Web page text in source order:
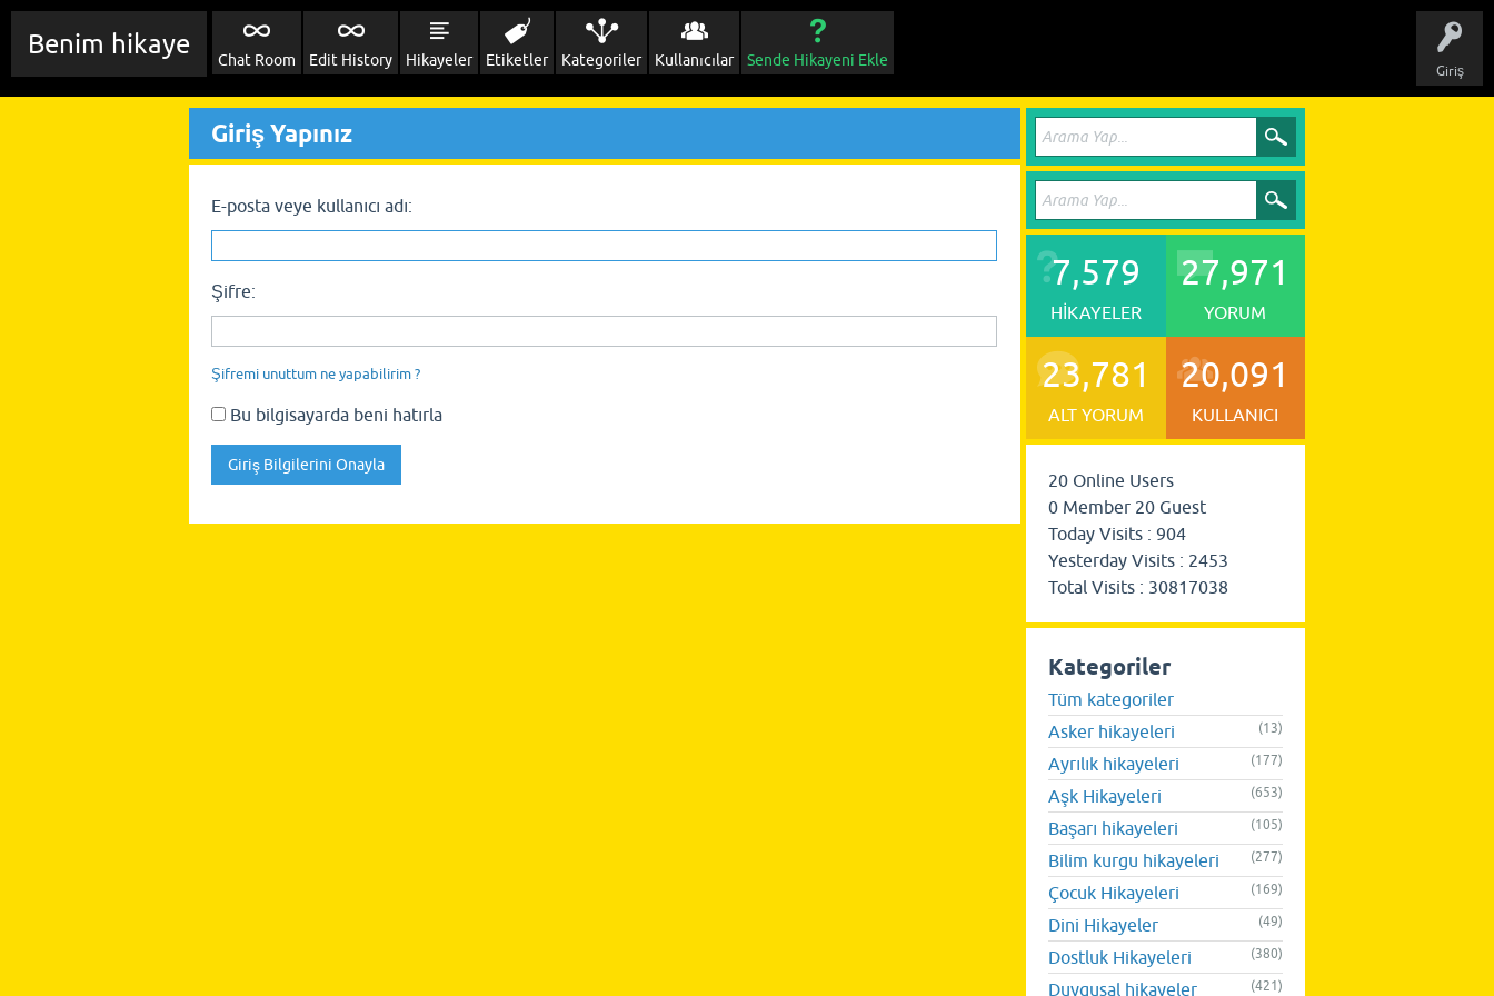
Giriş
Benim hikaye
Chat Room Edit History Hikayeler Etiketler Kategoriler Kullanıcılar Sende Hikayeni Ekle
Giriş Yapınız
E-posta veye kullanıcı adı:
Şifre:
Şifremi unuttum ne yapabilirim ?
Bu bilgisayarda beni hatırla
7,579
HIKAYELER
27,971
YORUM
23,781
ALT YORUM
20,091
KULLANICI
20 Online Users
0 Member 20 Guest
Today Visits : 904
Yesterday Visits : 2453
Total Visits : 30817038
Kategoriler
Tüm kategoriler
Asker hikayeleri
(13)
Ayrılık hikayeleri (177)
Aşk Hikayeleri (653)
Başarı hikayeleri (105)
Bilim kurgu hikayeleri (277)
Çocuk Hikayeleri (169)
Dini Hikayeler (49)
Dostluk Hikayeleri (380)
Duygusal hikayeler (421)